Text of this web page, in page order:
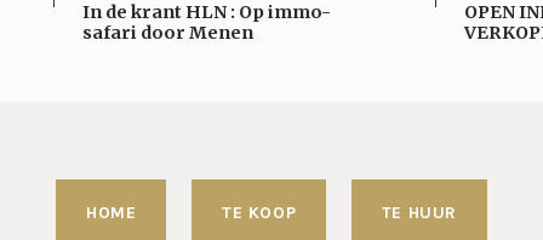
In de krant HLN : Op immo-
safari door Menen
OPEN
HOME TE KOOP TE HUUR